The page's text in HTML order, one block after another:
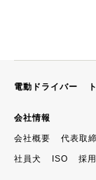
電動ドライバー
会社情報
会社概要 代表取
社員犬 ISO 採